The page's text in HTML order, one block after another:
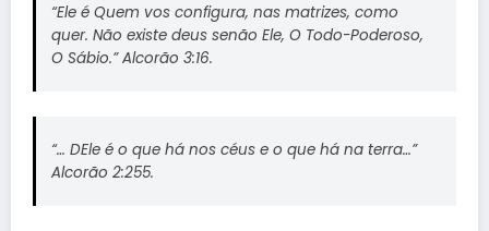
“Ele é Quem vos configura, nas matrizes, como
quer. Não existe deus senão Ele, O Todo-Poderoso,
O Sábio.” Alcorão 3:16.
“… DEle é o que há nos céus e o que há na terra…”
Alcorão 2:255.